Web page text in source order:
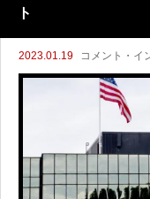
ト
2023.01.19 コメント・イ